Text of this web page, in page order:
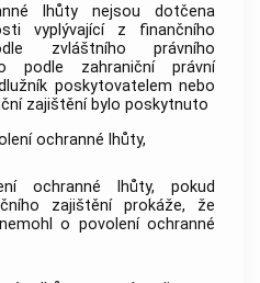
lhůty nejsou dotčena
vyplývající z finančního
zvláštního právního
podle zahraniční právní
poskytovatelem nebo
zajištění bylo poskytnuto
ochranné lhůty,
ochranné lhůty, pokud
zajištění prokáže, že
o povolení ochranné